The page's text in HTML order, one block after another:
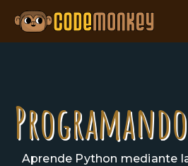
Aprende Python mediante